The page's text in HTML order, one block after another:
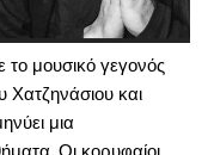
μουσικό γεγονός
Χατζηνάσιου και
μια